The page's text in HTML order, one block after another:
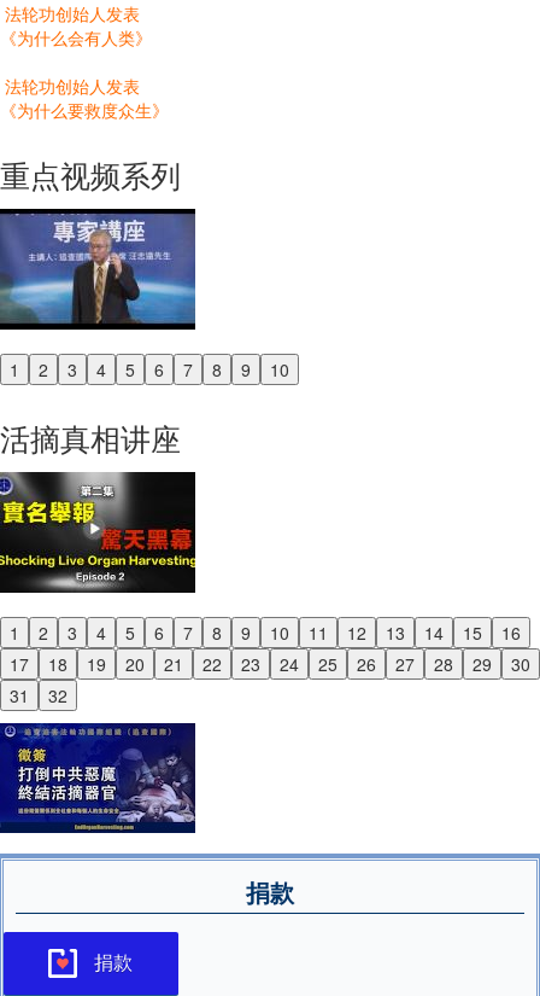
法轮功创始人发表
《为什么会有人类》
法轮功创始人发表
《为什么要救度众生》
重点视频系列
1 2 3 4 5 6 7 8 9 10
Previous
活摘真相讲座
1 2 3 4 5 6 7 8 9 10 11 12 13 14 15
16
17
18 19 20 21 22 23 24 25 26 27 28 29
30
31
32
Previous
Next
捐款
捐款